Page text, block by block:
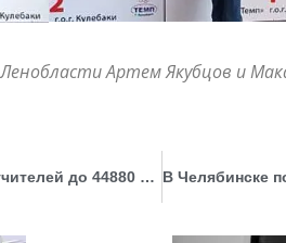
Артем Якубцов и
Сенатор предложил увеличить минимальный оклад учителей до 44880 рублей